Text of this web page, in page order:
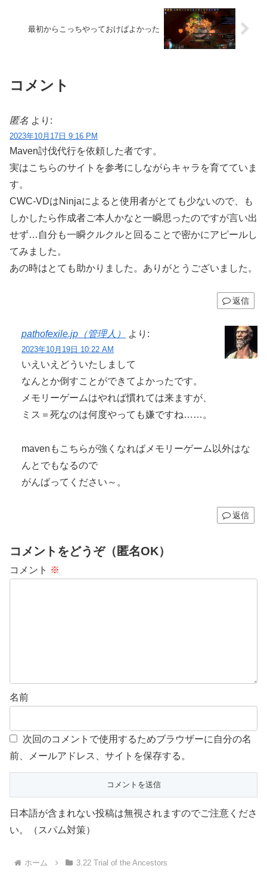
最初からこっちやっておけばよかった
コメント
匿名 より:
2023年10月17日 9:16 PM
Maven討伐代行を依頼した者です。
実はこちらのサイトを参考にしながらキャラを育てていま
す。
CWC-VDはNinjaによると使用者がとても少ないので、も
しかしたら作成者ご本人かなと一瞬思ったのですが言い出
せず…自分も一瞬クルクルと回ることで密かにアピールし
てみました。
あの時はとても助かりました。ありがとうございました。
返信
pathofexile.jp（管理人） より:
2023年10月19日 10:22 AM
いえいえどういたしまして
なんとか倒すことができてよかったです。
メモリーゲームはやれば慣れては来ますが、
ミス＝死なのは何度やっても嫌ですね……。
mavenもこちらが強くなればメモリーゲーム以外はな
んとでもなるので
がんばってください～。
返信
コメントをどうぞ（匿名OK）
コメント ※
名前
次回のコメントで使用するためブラウザーに自分の名
前、メールアドレス、サイトを保存する。
日本語が含まれない投稿は無視されますのでご注意くださ
い。（スパム対策）
ホーム 3.22 Trial of the Ancestors